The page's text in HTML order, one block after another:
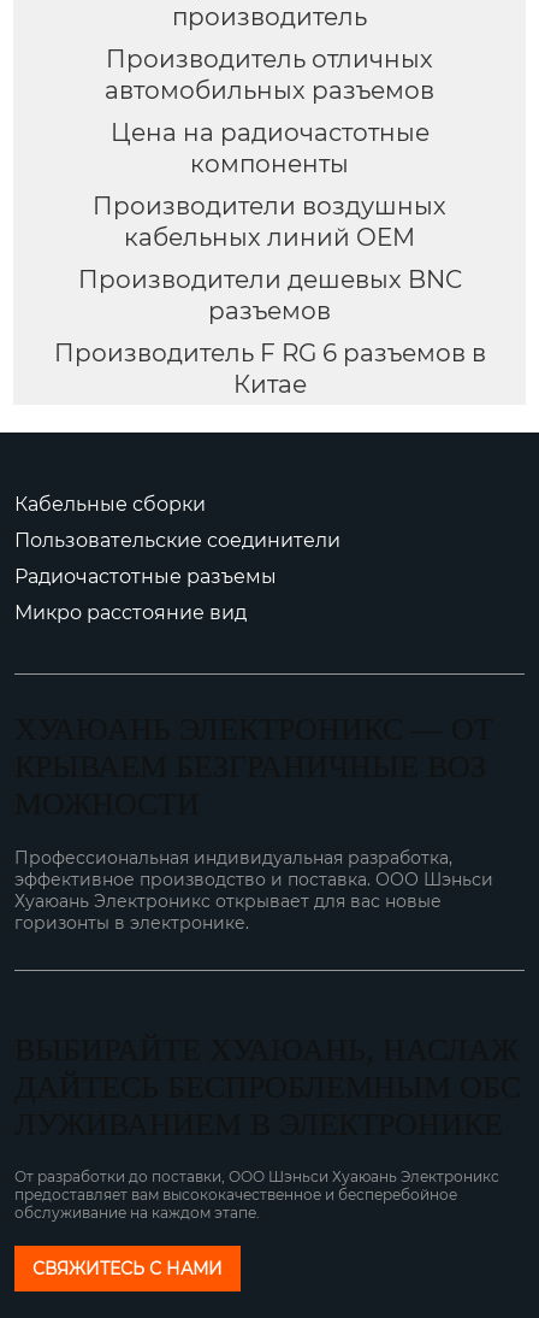
производитель
Производитель отличных
автомобильных разъемов
Цена на радиочастотные
компоненты
Производители воздушных
кабельных линий OEM
Производители дешевых BNC
разъемов
Производитель F RG 6 разъемов в
Китае
Кабельные сборки
Пользовательские соединители
Радиочастотные разъемы
Микро расстояние вид
Профессиональная индивидуальная разработка,
эффективное производство и поставка. ООО Шэньси
Хуаюань Электроникс открывает для вас новые
горизонты в электронике.
От разработки до поставки, ООО Шэньси Хуаюань Электроникс
предоставляет вам высококачественное и бесперебойное
обслуживание на каждом этапе.
СВЯЖИТЕСЬ С НАМИ